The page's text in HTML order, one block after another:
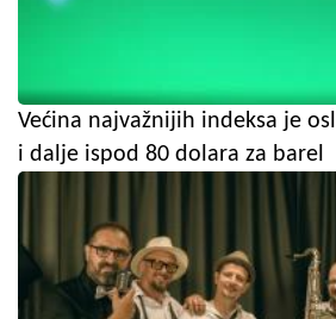
Većina najvažnijih indeksa je
i dalje ispod 80 dolara za barel